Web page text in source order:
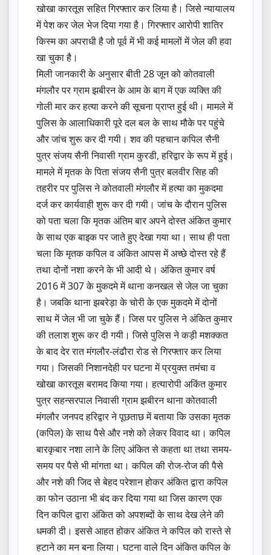
खोखा कारतूस सहित गिरफ्तार कर लिया है। जिसे न्यायालय
में पेश कर जेल भेज दिया गया है। गिरफ्तार आरोपी शातिर
किस्म का अपराधी है जो पूर्व में भी कई मामलों में जेल की हवा
खा चुका है।
मिली जानकारी के अनुसार बीती 28 जून को कोतवाली
मंगलौर पर ग्राम झबीरन के आम के बाग में एक व्यक्ति की
गोली मार कर हत्या करने की सूचना प्राप्त हुई थी। मामले में
पुलिस के आलाधिकारी पूरे दल बल के साथ मौके पर पहुंचे
और जांच शुरू कर दी गयी। शव की पहचान कपिल सैनी
पुत्र संजय सैनी निवासी ग्राम कुरडी, हरिद्वार के रूप में हुई।
मामले में मृतक के पिता संजय सैनी पुत्र बलवीर सिह की
तहरीर पर पुलिस ने कोतवाली मंगलौर में हत्या का मुकदमा
दर्ज कर कार्यवाही शुरू कर दी गयी। जांच के दौरान पुलिस
को पता चला कि मृतक अंतिम बार अपने दोस्त अंकित कुमार
के साथ एक बाइक पर जाते हुए देखा गया था। साथ ही पता
चला कि मृतक कपिल व अंकित आपस में अच्छे दोस्त रहे हैं
तथा दोनों नशा करने के भी आदी थे। अंकित कुमार वर्ष
2016 में 307 के मुकदमे में थाना कनखल से जेल जा चुका
है। जबकि थाना झबरेड़ा के चोरी के एक मुकदमे में दोनों
साथ में जेल भी जा चुके हैं। जिस पर पुलिस ने अंकित कुमार
की तलाश शुरू कर दी गयी। जिसे पुलिस ने कड़ी मशक्कत
के बाद देर रात मंगलौर-लंढौरा रोड से गिरफ्तार कर लिया
गया। जिसकी निशानदेही पर घटना में प्रयुक्त तमंचा व
खोखा कारतूस बरामद किया गया। हत्यारोपी अकिंत कुमार
पुत्र सहन्सरपाल निवासी ग्राम झबीरन थाना कोतवाली
मंगलौर जनपद हरिद्वार ने पूछताछ में बताया कि उसका मृतक
(कपिल) के साथ पैसे और नशे को लेकर विवाद था। कपिल
बारकृबार नशा लाने के लिए अंकित से कहता था तथा समय-
समय पर पैसे भी मांगता था। कपिल की रोज-रोज की पैसे
और नशे की जिद से बेहद परेशान होकर अंकित द्वारा कपिल
का फोन उठाना भी बंद कर दिया गया था जिस कारण एक
दिन कपिल द्वारा अंकित को अपशब्दों के साथ देख लेने की
धमकी दी। इससे आहत होकर अंकित ने कपिल को रास्ते से
हटाने का मन बना लिया। घटना वाले दिन अंकित कपिल के